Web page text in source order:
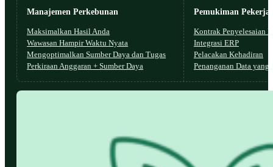
Manajemen Perkebunan
Maksimalkan Hasil Anda
Wawasan Hampir Waktu Nyata
Mengoptimalkan Sumber Daya dan Tugas
Perkiraan Anggaran + Sumber Daya
Pemukiman Pekerja
Kontrak Penyelesaian
Integrasi ERP
Pelacakan Kehadiran
Penanganan Data yang